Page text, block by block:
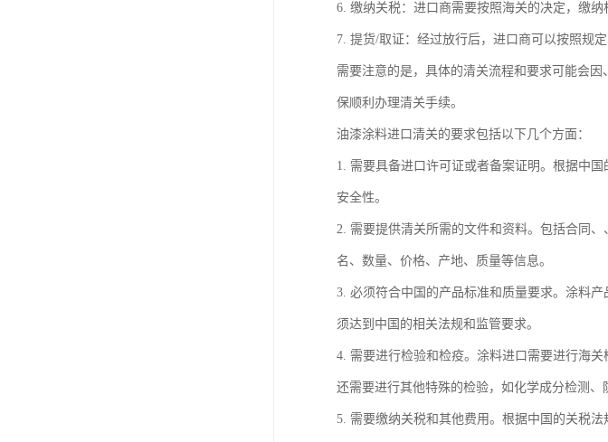
6. 缴纳关税：进口商需要按照海关的决定，缴纳
7. 提货/取证：经过放行后，进口商可以按照规
需要注意的是，具体的清关流程和要求可能会
保顺利办理清关手续。
油漆涂料进口清关的要求包括以下几个方面：
1. 需要具备进口许可证或者备案证明。根据中
安全性。
2. 需要提供清关所需的文件和资料。包括合同
名、数量、价格、产地、质量等信息。
3. 必须符合中国的产品标准和质量要求。涂料
须达到中国的相关法规和监管要求。
4. 需要进行检验和检疫。涂料进口需要进行海
还需要进行其他特殊的检验，如化学成分检测、
5. 需要缴纳关税和其他费用。根据中国的关税